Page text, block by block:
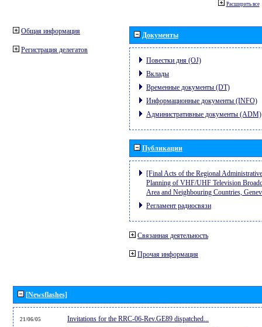
Расширить все
Общая информация
Регистрация делегатов
Документы
Повестки дня (OJ)
Вклады
Временные документы (DT)
Информационные документы (INFO)
Административные документы (ADM)
Публикации
[Final Acts of the Regional
Planning of VHF/UHF Television
Area and Neighbouring Countries,
Регламент радиосвязи
Связанная деятельность
Прочая информация
[Newsflashes]
21/06/05 Invitations for the RRC-06-Rev.GE89 dispatched...